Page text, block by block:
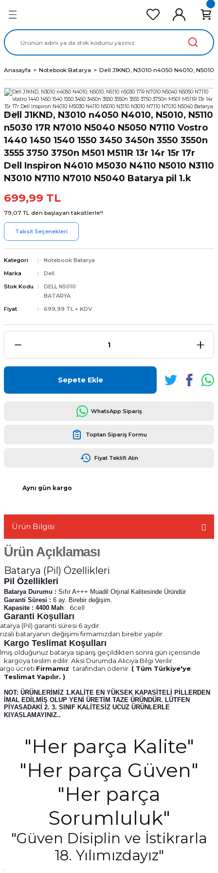
Ekran Panel
Data Kablo
Anasayfa Notebook Batarya Dell J1KND, N3010 n4050 N4010, N5010,
Dell J1KND, N3010 n4050 N4010, N5010, N5110
n5030 17R N7010 N5040 N5050 N7110 Vostro
1440 1450 1540 1550 3450 3450n 3550 3550n
3555 3750 3750n M501 M511R 13r 14r 15r 17r
Dell Inspiron N4010 M5030 N4110 N5010 N3110
N3010 N7110 N7010 N5040 Batarya pil 1.k
699,99 TL
79,07 TL den başlayan taksitlerle!!
Taksit Seçenekleri
Kategori
Notebook Batarya
Marka
Dell
Stok Kodu
DELL N5010
BATARYA
Fiyat
699,99 TL + KDV
Sepete Ekle
WhatsApp Sipariş
Toptan Sipariş Formu
Fiyat Teklifi Alın
Aynı gün kargo
Ürün Bilgisi
Ürün Açıklaması
Batarya (Pil) Özellikleri
Pil Özellikleri
Batarya Durumu : Sıfır A+++ Muadil Orjınal Kalitesinde Üründür
Garanti Süresi : 6 ay. Birebir değişim.
Kapasite : 4400 Mah 6cell
Garanti Koşulları
(Pil) garanti süresi 6 aydır.
bataryanın değişimi firmamızdan birebir yapılır.
Kargo Teslimat Koşulları
olduğunuz batarya sipariş geçildikten sonra gün içerisinde
kargoya teslim edilir. Aksi Durumda Alıcıya Bilgi Verilir.
ücreti Firmamıztarafından ödenir. ( Tüm Türkiye'ye
Teslimat Yapılır. )
NOT: ÜRÜNLERİMİZ 1.KALİTE EN YÜKSEK KAPASİTELİ PİLLERDEN
İMAL EDİLMİŞ OLUP YENİ ÜRETİM TAZE ÜRÜNDÜR. LÜTFEN
PİYASADAKİ 2. 3. SINIF KALİTESİZ UCUZ ÜRÜNLERLE
KIYASLAMAYINIZ..
"Her parça Kalite"
"Her parça Güven"
"Her parça
Sorumluluk"
"Güven Disiplin ve İstikrarla
18. Yılımızdayız"